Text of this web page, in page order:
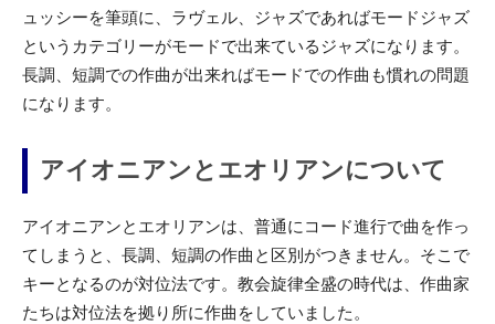
ュッシーを筆頭に、ラヴェル、ジャズであればモードジャズ
というカテゴリーがモードで出来ているジャズになります。
長調、短調での作曲が出来ればモードでの作曲も慣れの問題
になります。
アイオニアンとエオリアンについて
アイオニアンとエオリアンは、普通にコード進行で曲を作っ
てしまうと、長調、短調の作曲と区別がつきません。そこで
キーとなるのが対位法です。教会旋律全盛の時代は、作曲家
たちは対位法を拠り所に作曲をしていました。